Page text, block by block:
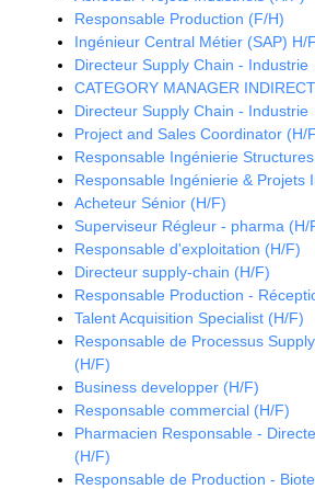
Responsable Production (F/H)
Ingénieur Central Métier (SAP) H/F
Directeur Supply Chain - Industrie
CATEGORY MANAGER
Directeur Supply Chain - Industrie
Project and Sales Coordinator (H/
Responsable Ingénierie
Responsable Ingénierie & Projets
Acheteur Sénior (H/F)
Superviseur Régleur - pharma (H/
Responsable d'exploitation (H/F)
Directeur supply-chain (H/F)
Responsable Production -
Talent Acquisition Specialist (H/F)
Responsable de Processus
(H/F)
Business developper (H/F)
Responsable commercial (H/F)
Pharmacien Responsable -
(H/F)
Responsable de Production -